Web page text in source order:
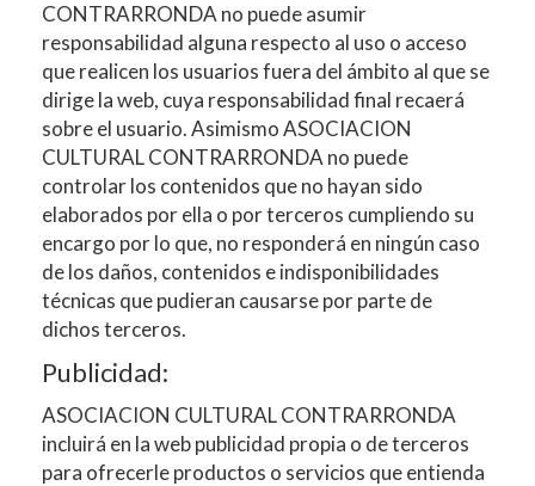
CONTRARRONDA no puede asumir
responsabilidad alguna respecto al uso o acceso
que realicen los usuarios fuera del ámbito al que se
dirige la web, cuya responsabilidad final recaerá
sobre el usuario. AsimismoASOCIACION
CULTURAL CONTRARRONDA no puede
controlar los contenidos que no hayan sido
elaborados por ella o por terceros cumpliendo su
encargo por lo que, no responderá en ningún caso
de los daños, contenidos e indisponibilidades
técnicas que pudieran causarse por parte de
dichos terceros.
Publicidad:
ASOCIACION CULTURAL CONTRARRONDA
incluirá en la web publicidad propia o de terceros
para ofrecerle productos o servicios que entienda